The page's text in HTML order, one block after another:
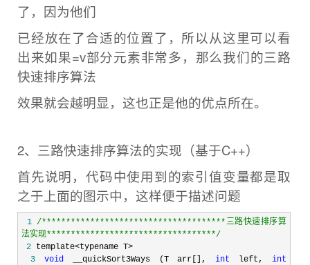
了，因为他们
已经放在了合适的位置了，所以从这里可以看
出来如果=v部分元素非常多，那么我们的三路
快速排序算法
效果就会越明显，这也正是他的优点所在。
2、三路快速排序算法的实现（基于C++）
首先说明，代码中使用到的索引值变量都是取
之于上面的图示中，这样便于描述问题
1 /**************************************三路快速排序算
法实现***********************************/
2
3
void __quickSort3Ways (T arr[], int left, int